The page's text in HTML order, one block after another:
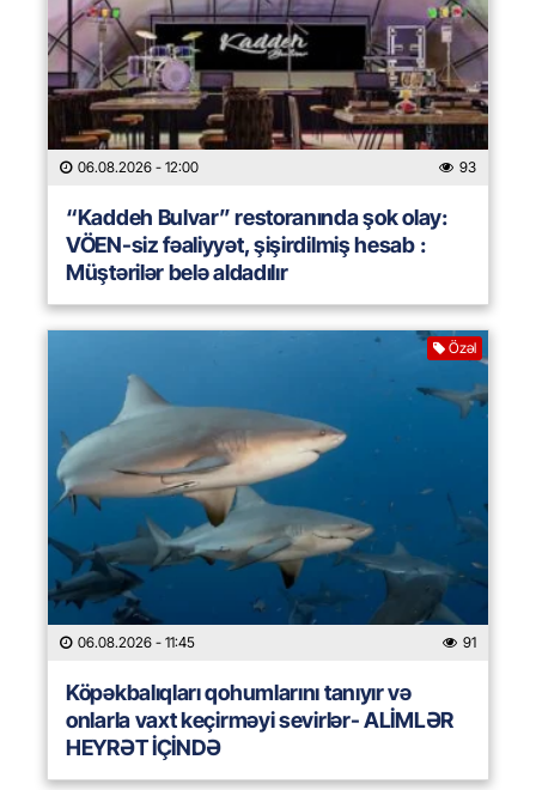
06.08.2026 - 12:00 93
“Kaddeh Bulvar” restoranında şok olay:
VÖEN-siz fəaliyyət, şişirdilmiş hesab :
Müştərilər belə aldadılır
Özəl
06.08.2026 - 11:45 91
Köpəkbalıqları qohumlarını tanıyır və
onlarla vaxt keçirməyi sevirlər- ALİMLƏR
HEYRƏT İÇİNDƏ